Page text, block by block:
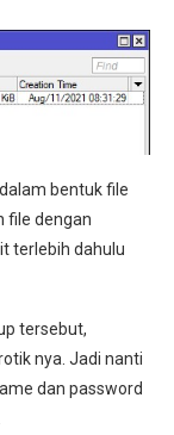
bentuk file
file dengan
terlebih dahulu
tersebut,
nya. Jadi nanti
dan password